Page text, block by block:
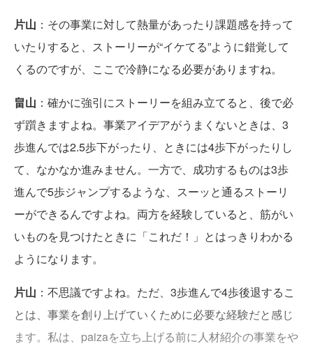
片山 ：その事業に対して熱量があったり課題感を持って
いたりすると、ストーリーが“イケてる”ように錯覚して
くるのですが、ここで冷静になる必要がありますね。
畠山 ：確かに強引にストーリーを組み立てると、後で必
ず躓きますよね。事業アイデアがうまくないときは、3
歩進んでは2.5歩下がったり、ときには4歩下がったりし
て、なかなか進みません。一方で、成功するものは3歩
進んで5歩ジャンプするような、スーッと通るストーリ
ーができるんですよね。両方を経験していると、筋がい
いものを見つけたときに「これだ！」とはっきりわかる
ようになります。
片山 ：不思議ですよね。ただ、3歩進んで4歩後退するこ
とは、事業を創り上げていくために必要な経験だと感じ
ます。私は、paizaを立ち上げる前に人材紹介の事業をや